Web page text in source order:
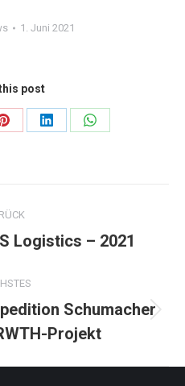
1. Juni 2021
post
Share
Share
Share
Vorheriger
Logistics – 2021
Nächster
Beitrag:
Schumacher
Projekt